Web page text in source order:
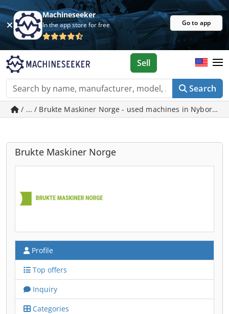
Machineseeker
In the app store for free Go to app
Search
Sell
/ ... / Brukte Maskiner Norge - used machines in Nyborg
Brukte Maskiner Norge
Profile
Top offers
Inquiry
Categories